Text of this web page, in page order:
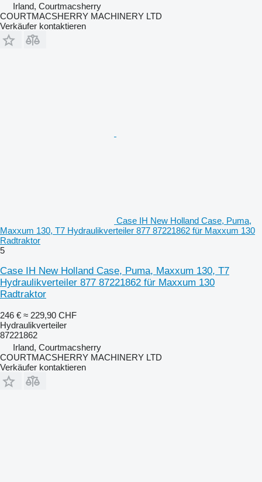
Irland, Courtmacsherry
COURTMACSHERRY MACHINERY LTD
Verkäufer kontaktieren
Case IH New Holland Case, Puma,
Maxxum 130, T7 Hydraulikverteiler 877 87221862 für Maxxum 130
Radtraktor
5
Case IH New Holland Case, Puma, Maxxum 130, T7
Hydraulikverteiler 877 87221862 für Maxxum 130
Radtraktor
246 € ≈ 229,90 CHF
Hydraulikverteiler
87221862
Irland, Courtmacsherry
COURTMACSHERRY MACHINERY LTD
Verkäufer kontaktieren